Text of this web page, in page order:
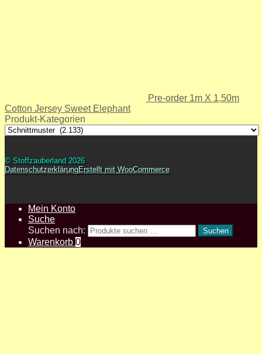
Pre-order 1m X 1,50m
Cotton Jersey Sweet Elephant
Produkt-Kategorien
© Stoffzauberland 2026
DatenschutzerklärungErstellt mit WooCommerce.
Mein Konto
Suche
Suchen nach:
Suchen
Warenkorb 0